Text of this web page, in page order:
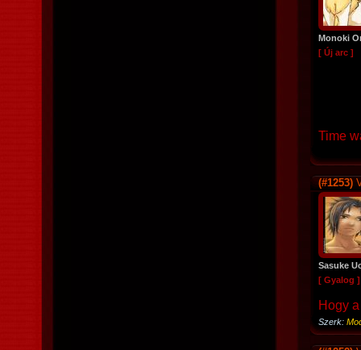
Monoki
[ Új arc ]
Time
(#1253)
Sasuke
[ Gyalog ]
Hogy
Szerk: